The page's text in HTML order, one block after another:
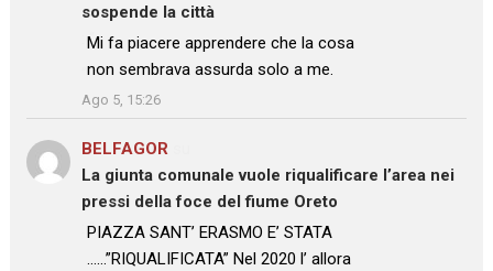
sospende la città
: “
Mi fa piacere apprendere che la cosa
non sembrava assurda solo a me.
”
Ago 5, 15:26
BELFAGOR
La giunta comunale vuole riqualificare l’area nei
pressi della foce del fiume Oreto
: “PIAZZA SANT’ ERASMO E’ STATA
……”RIQUALIFICATA” Nel 2020 l’ allora